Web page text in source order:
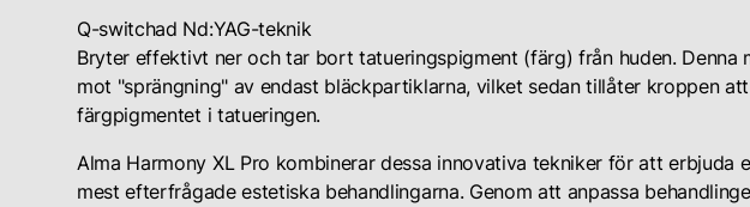
Q-switchad Nd:YAG-teknik
Bryter effektivt ner och tar bort tatueringspigment (färg) från huden. Denna
mot "sprängning" av endast bläckpartiklarna, vilket sedan tillåter kroppen
färgpigmentet i tatueringen.
Alma Harmony XL Pro kombinerar dessa innovativa tekniker för att erbjuda
mest efterfrågade estetiska behandlingarna. Genom att anpassa